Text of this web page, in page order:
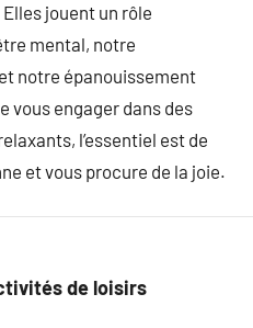
jouent un rôle
mental, notre
notre épanouissement
vous engager dans des
l’essentiel est de
et vous procure de la joie.
de loisirs